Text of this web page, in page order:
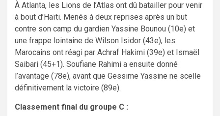
À Atlanta, les Lions de l’Atlas ont dû batailler pour venir
à bout d’Haïti. Menés à deux reprises après un but
contre son camp du gardien Yassine Bounou (10e) et
une frappe lointaine de Wilson Isidor (43e), les
Marocains ont réagi par Achraf Hakimi (39e) et Ismaël
Saibari (45+1). Soufiane Rahimi a ensuite donné
l’avantage (78e), avant que Gessime Yassine ne scelle
définitivement la victoire (89e).
Classement final du groupe C :